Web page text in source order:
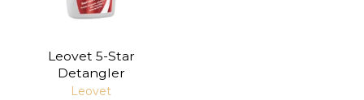
Leovet 5-Star
Detangler
Leovet